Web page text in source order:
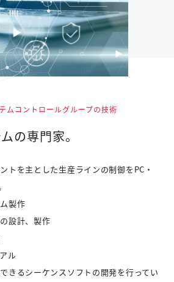
ムコントロールグループの技術
の専門家。
トを主とした生産ラインの制御をPC・
製作
設計、製作
ル
きるシーケンスソフトの開発を行ってい